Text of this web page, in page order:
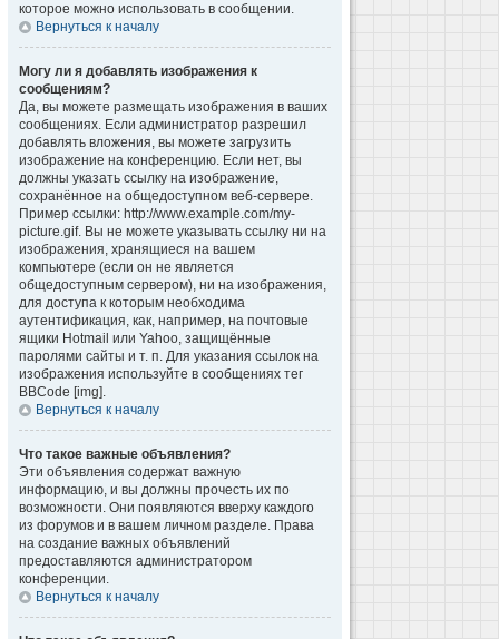
которое можно использовать в сообщении.
Вернуться к началу
Могу ли я добавлять изображения к
сообщениям?
Да, вы можете размещать изображения в ваших
сообщениях. Если администратор разрешил
добавлять вложения, вы можете загрузить
изображение на конференцию. Если нет, вы
должны указать ссылку на изображение,
сохранённое на общедоступном веб-сервере.
Пример ссылки: http://www.example.com/my-
picture.gif. Вы не можете указывать ссылку ни на
изображения, хранящиеся на вашем
компьютере (если он не является
общедоступным сервером), ни на изображения,
для доступа к которым необходима
аутентификация, как, например, на почтовые
ящики Hotmail или Yahoo, защищённые
паролями сайты и т. п. Для указания ссылок на
изображения используйте в сообщениях тег
BBCode [img].
Вернуться к началу
Что такое важные объявления?
Эти объявления содержат важную
информацию, и вы должны прочесть их по
возможности. Они появляются вверху каждого
из форумов и в вашем личном разделе. Права
на создание важных объявлений
предоставляются администратором
конференции.
Вернуться к началу